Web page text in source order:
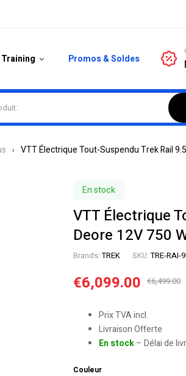
Training Promos & Soldes
VTT Électrique Tout-Suspendu Trek Rail
En stock
VTT Électrique
Deore 12V 750
Brands:TREK SKU:TRE-RAI-
€6,499.00
€6,099.00
Prix TVA incl.
Livraison Offerte
En stock – Délai de
Couleur